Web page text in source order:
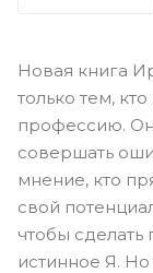
Новая книга
только тем,
профессию.
совершать
мнение, кто
свой
чтобы
истинное Я.